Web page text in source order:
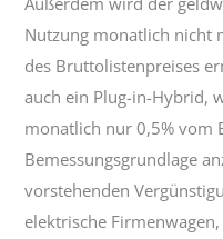
Nutzung monatlich nicht
des Bruttolistenpreises
auch ein Plug-in-Hybrid,
monatlich nur 0,5% vom
Bemessungsgrundlage
vorstehenden
elektrische